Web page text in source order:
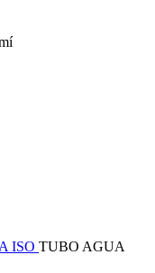
ISO TUBO AGUA